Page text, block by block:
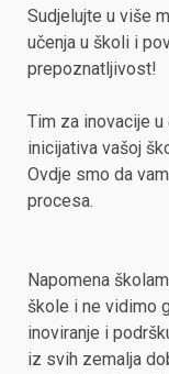
Sudjelujte u više
učenja u školi i
prepoznatljivost!
Tim za inovacije
inicijativa vašoj
Ovdje smo da
procesa.
Napomena
škole i ne vidimo
inoviranje i
iz svih zemalja